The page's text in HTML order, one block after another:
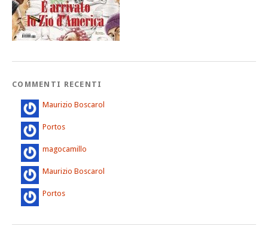
COMMENTI RECENTI
Maurizio Boscarol
Portos
magocamillo
Maurizio Boscarol
Portos